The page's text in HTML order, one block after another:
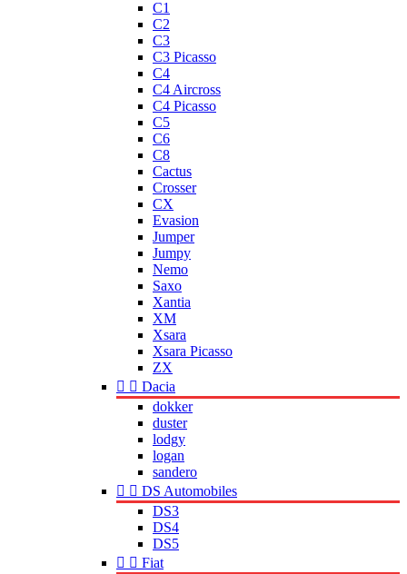
C1
C2
C3
C3 Picasso
C4
C4 Aircross
C4 Picasso
C5
C6
C8
Cactus
Crosser
CX
Evasion
Jumper
Jumpy
Nemo
Saxo
Xantia
XM
Xsara
Xsara Picasso
ZX
  Dacia
dokker
duster
lodgy
logan
sandero
  DS Automobiles
DS3
DS4
DS5
  Fiat